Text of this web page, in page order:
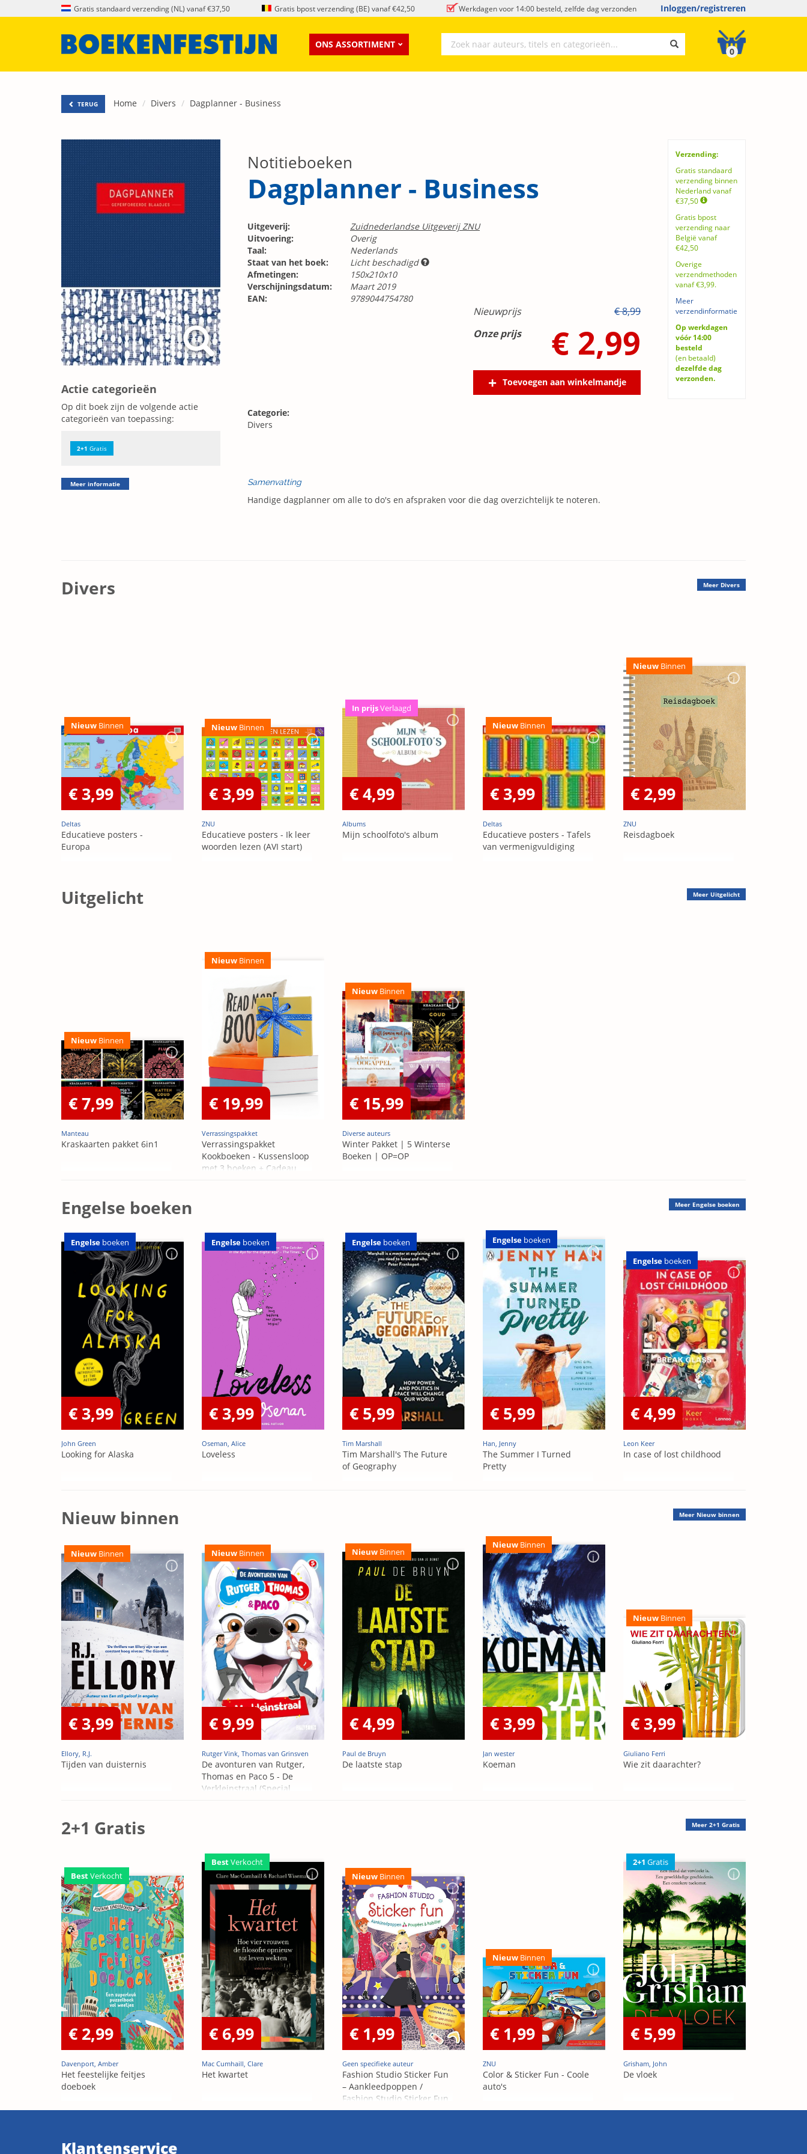
Gratis standaard verzending (NL) vanaf €37,50 Gratis bpost verzending (BE) vanaf €42,50 Werkdagen voor 14:00 besteld, zelfde dag verzonden Inloggen/registreren
ONS ASSORTIMENT
0
TERUG Home Divers Dagplanner - Business
Actie categorieën
Op dit boek zijn de volgende actie
categorieën van toepassing:
2+1 Gratis
Meer informatie
Verzending:
Gratis standaard
verzending binnen
Nederland vanaf
€37,50
Gratis bpost
verzending naar
België vanaf
€42,50
Overige
verzendmethoden
vanaf €3,99.
Meer
verzendinformatie
Op werkdagen
vóór 14:00
besteld
(en betaald)
dezelfde dag
verzonden.
Notitieboeken
Dagplanner - Business
Uitgeverij:
Zuidnederlandse Uitgeverij ZNU
Uitvoering:
Overig
Taal:
Nederlands
Staat van het boek:
Licht beschadigd
Afmetingen:
150x210x10
Verschijningsdatum:
Maart 2019
EAN:
9789044754780
Nieuwprijs
€ 8,99
Onze prijs
€ 2,99
Toevoegen aan winkelmandje
Categorie:
Divers
Samenvatting
Handige dagplanner om alle to do's en afspraken voor die dag overzichtelijk te noteren.
Divers Meer Divers
Nieuw Binnen
€ 3,99
Deltas
Educatieve posters -
Europa
Nieuw Binnen
€ 3,99
ZNU
Educatieve posters - Ik leer
woorden lezen (AVI start)
In prijsVerlaagd
€ 4,99
Albums
Mijn schoolfoto's album
Nieuw Binnen
€ 3,99
Deltas
Educatieve posters - Tafels
van vermenigvuldiging
Nieuw Binnen
€ 2,99
ZNU
Reisdagboek
Uitgelicht Meer Uitgelicht
Nieuw Binnen
€ 7,99
Manteau
Kraskaarten pakket 6in1
Nieuw Binnen
€ 19,99
Verrassingspakket
Verrassingspakket
Kookboeken - Kussensloop
met 3 boeken + Cadeau
Nieuw Binnen
€ 15,99
Diverse auteurs
Winter Pakket | 5 Winterse
Boeken | OP=OP
Engelse boeken Meer Engelse boeken
Engelse boeken
€ 3,99
John Green
Looking for Alaska
Engelse boeken
€ 3,99
Oseman, Alice
Loveless
Engelse boeken
€ 5,99
Tim Marshall
Tim Marshall's The Future
of Geography
Engelse boeken
€ 5,99
Han, Jenny
The Summer I Turned
Pretty
Engelse boeken
€ 4,99
Leon Keer
In case of lost childhood
Nieuw binnen Meer Nieuw binnen
Nieuw Binnen
€ 3,99
Ellory, R.J.
Tijden van duisternis
Nieuw Binnen
€ 9,99
Rutger Vink, Thomas van Grinsven
De avonturen van Rutger,
Thomas en Paco 5 - De
Verkleinstraal (Special
Nieuw Binnen
€ 4,99
Paul de Bruyn
De laatste stap
Nieuw Binnen
€ 3,99
Jan wester
Koeman
Nieuw Binnen
€ 3,99
Giuliano Ferri
Wie zit daarachter?
2+1 Gratis Meer 2+1 Gratis
BestVerkocht
€ 2,99
Davenport, Amber
Het feestelijke feitjes
doeboek
BestVerkocht
€ 6,99
Mac Cumhaill, Clare
Het kwartet
Nieuw Binnen
€ 1,99
Geen specifieke auteur
Fashion Studio Sticker Fun
– Aankleedpoppen /
Fashion Studio Sticker Fun
– Poupées Á habiller
Nieuw Binnen
€ 1,99
ZNU
Color & Sticker Fun - Coole
auto's
2+1 Gratis
€ 5,99
Grisham, John
De vloek
Klantenservice